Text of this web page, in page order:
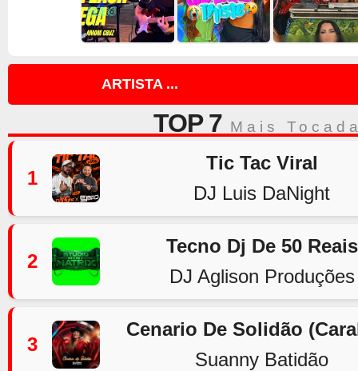
ARTISTA ...
TOP 7 Mais
1
Tic Tac Viral
DJ Luis DaNight
2
Tecno Dj De 50 Reais
DJ Aglison Produções
3
Cenario De Solidão
Suanny Batidão